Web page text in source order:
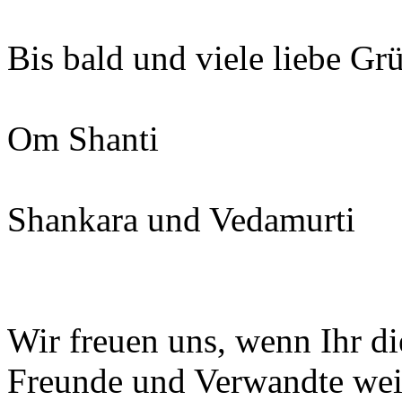
Bis bald und viele liebe
Om Shanti
Shankara und Vedamurti
Wir freuen uns, wenn Ihr
Freunde und Verwandte